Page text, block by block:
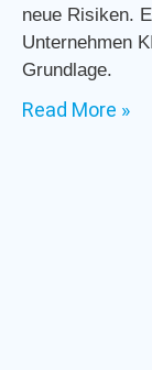
neue Risiken.
Unternehmen
Grundlage.
Read More »